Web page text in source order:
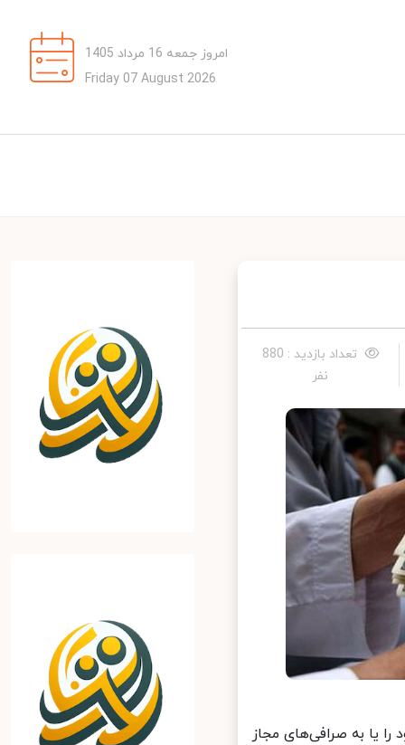
امروز جمعه 16 مرداد 1405
Friday 07 August 2026
تعداد بازدید : 880
نفر
یا به صرافی‌های مجاز